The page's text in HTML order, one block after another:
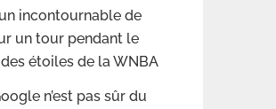
incontournable de
un tour pendant le
étoiles de la WNBA
n’est pas sûr du